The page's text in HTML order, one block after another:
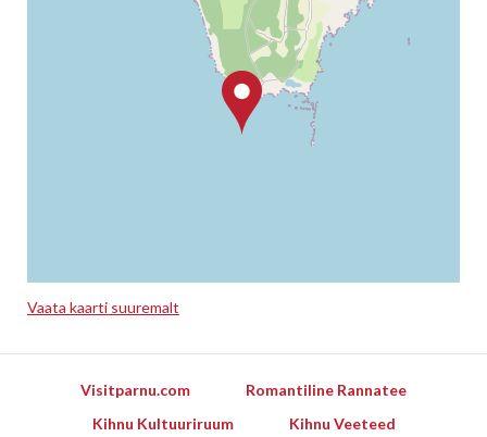
Vaata kaarti suuremalt
Visitparnu.com
Romantiline Rannatee
Kihnu Kultuuriruum
Kihnu Veeteed